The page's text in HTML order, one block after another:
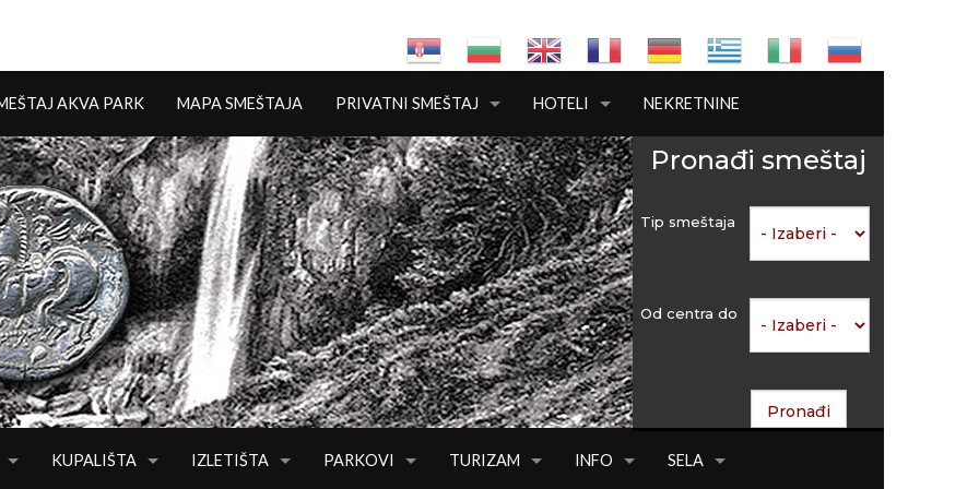
AKVA PARK MAPA SMEŠTAJA PRIVATNI SMEŠTAJ HOTELI NEKRETNINE
Pronađi smeštaj
Tip smeštaja
Od centra do
KUPALIŠTA IZLETIŠTA PARKOVI TURIZAM INFO SELA